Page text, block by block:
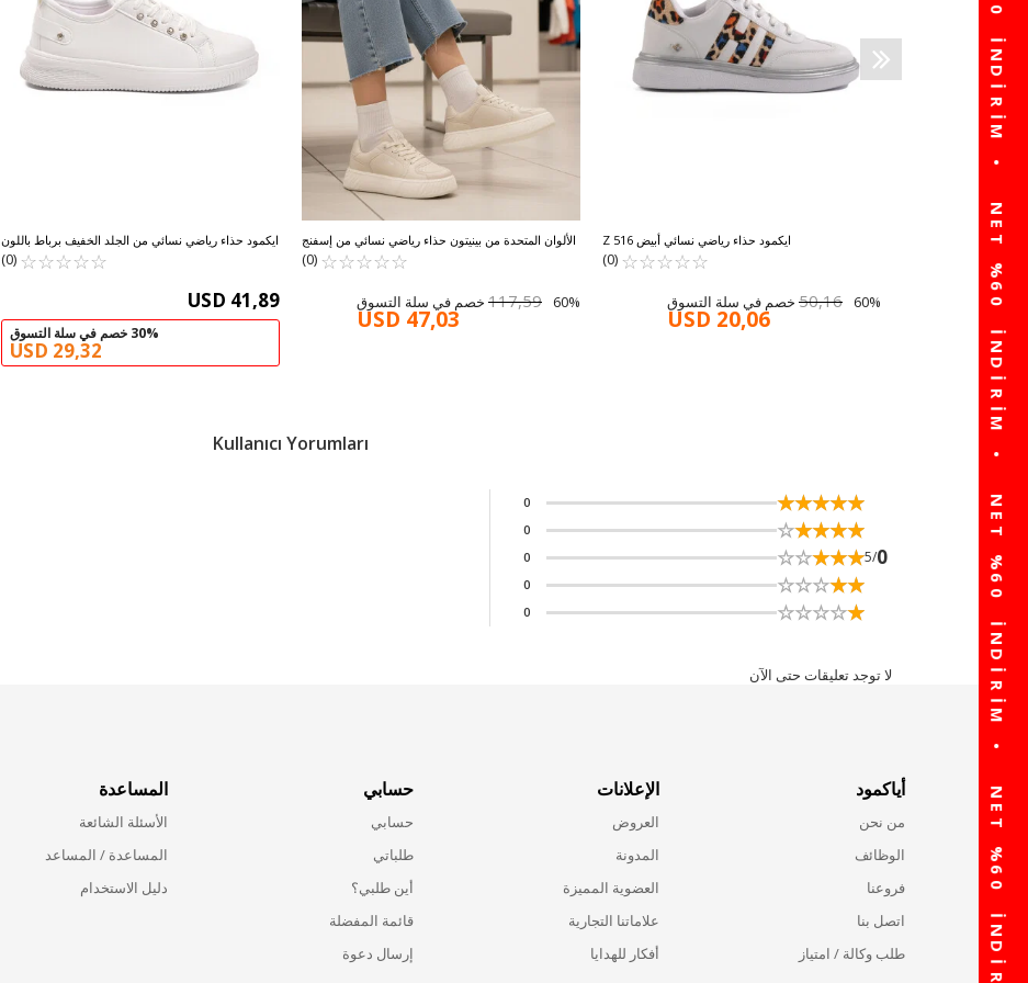
USD
ايكمود حذاء رياضي نسائي أبيض 516 Z
☆
☆
☆
☆
☆ ★
★
★
★
★
(0)
50,16 60% خصم في سلة التسوق
USD 20,06
الألوان المتحدة من بينيتون حذاء رياضي نسائي من إسفنج
الذاكرة باللون الأبيض BNI-11038 G
☆
☆
☆
☆
☆ ★
★
★
★
★
(0)
117,59 60% خصم في سلة التسوق
USD 47,03
ايكمود حذاء رياضي نسائي من الجلد الخفيف برباط باللون
الأبيض 201 G
☆
☆
☆
☆
☆ ★
★
★
★
★
(0)
USD 41,89
30% خصم في سلة التسوق
USD 29,32
Kullanıcı Yorumları
0
/5
☆
☆
☆
☆
☆ ★
★
★
★
★
0
☆
☆
☆
☆
☆ ★
★
★
★
★
0
☆
☆
☆
☆
☆ ★
★
★
★
★
0
☆
☆
☆
☆
☆ ★
★
★
★
★
0
☆
☆
☆
☆
☆ ★
★
★
★
★
0
لا توجد تعليقات حتى الآن
أياكمود
من نحن
الوظائف
فروعنا
اتصل بنا
طلب وكالة / امتياز
الإعلانات
العروض
المدونة
العضوية المميزة
علاماتنا التجارية
أفكار للهدايا
حسابي
حسابي
طلباتي
أين طلبي؟
قائمة المفضلة
إرسال دعوة
المساعدة
الأسئلة الشائعة
المساعدة / المساعد
دليل الاستخدام